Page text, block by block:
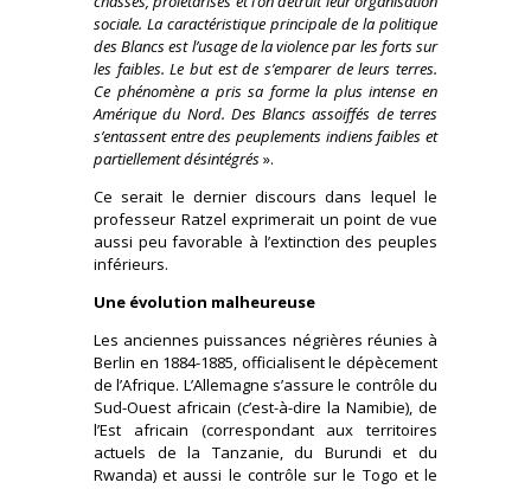
sociale. La caractéristique principale de la politique
des Blancs est l’usage de la violence par les forts sur
les faibles. Le but est de s’emparer de leurs terres.
Ce phénomène a pris sa forme la plus intense en
Amérique du Nord. Des Blancs assoiffés de terres
s’entassent entre des peuplements indiens faibles et
partiellement désintégrés».
Ce serait le dernier discours dans lequel le
professeur Ratzel exprimerait un point de vue
aussi peu favorable à l’extinction des peuples
inférieurs.
Une évolution malheureuse
Les anciennes puissances négrières réunies à
Berlin en 1884-1885, officialisent le dépècement
de l’Afrique. L’Allemagne s’assure le contrôle du
Sud-Ouest africain (c’est-à-dire la Namibie), de
l’Est africain (correspondant aux territoires
actuels de la Tanzanie, du Burundi et du
Rwanda) et aussi le contrôle sur le Togo et le